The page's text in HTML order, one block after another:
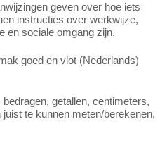
geven over hoe iets
instructies over werkwijze,
en sociale omgang zijn.
goed en vlot (Nederlands)
getallen, centimeters,
te kunnen meten/berekenen,